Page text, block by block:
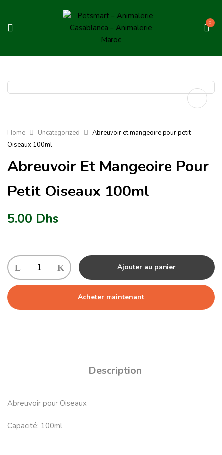
0
Home Uncategorized
Abreuvoir et mangeoire pour petit
Oiseaux 100ml
Abreuvoir Et Mangeoire Pour
Petit Oiseaux 100ml
5.00 Dhs
Ajouter au panier
Acheter maintenant
Description
Abreuvoir pour Oiseaux
Capacité: 100ml